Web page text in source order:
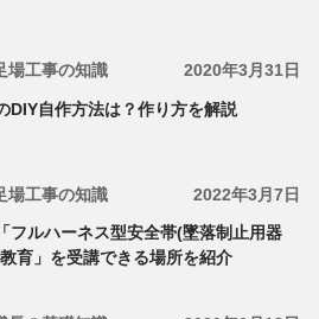
場工事の知識 2020年3月31日
DIY自作方法は？作り方を解説
場工事の知識 2022年3月7日
フルハーネス型安全帯(墜落制止用器
育」を受講できる場所を紹介